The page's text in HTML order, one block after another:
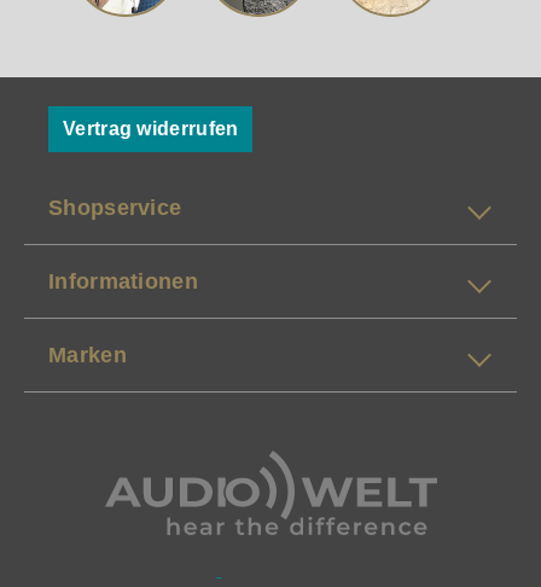
Vertrag widerrufen
Shopservice
Informationen
Marken